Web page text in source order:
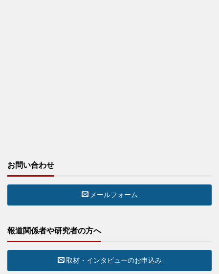
お問い合わせ
メールフォーム
報道関係者や研究者の方へ
取材・インタビューのお申込み